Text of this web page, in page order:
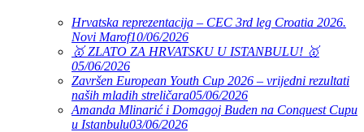
Hrvatska reprezentacija – CEC 3rd leg Croatia 2026.
Novi Marof10/06/2026
🥇 ZLATO ZA HRVATSKU U ISTANBULU! 🥇
05/06/2026
Završen European Youth Cup 2026 – vrijedni rezultati
naših mladih streličara05/06/2026
Amanda Mlinarić i Domagoj Buden na Conquest Cupu
u Istanbulu03/06/2026